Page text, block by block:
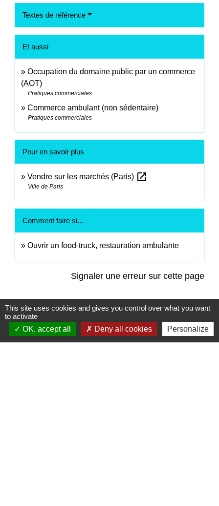
Textes de référence
Et aussi
Occupation du domaine public par un commerce
(AOT)
Pratiques commerciales
Commerce ambulant (non sédentaire)
Pratiques commerciales
Pour en savoir plus
Vendre sur les marchés (Paris) open_in_new
Ville de Paris
Comment faire si...
Ouvrir un food-truck, restauration ambulante
Signaler une erreur sur cette page
Contacts
This site uses cookies and gives you control over what you want
to activate
OK, accept all
Deny all cookies Personalize